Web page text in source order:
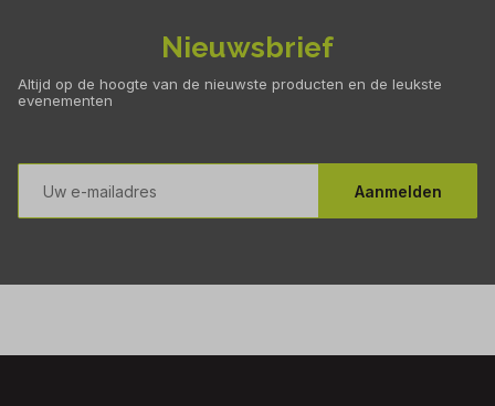
Nieuwsbrief
Altijd op de hoogte van de nieuwste producten en de leukste
evenementen
E-
mailadres
Aanmelden